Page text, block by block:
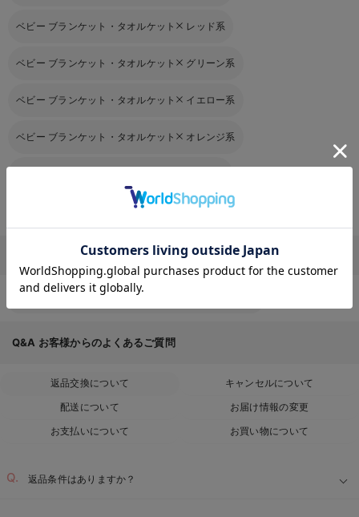
ベビー ブランケット・タオルケット レッド系
ベビー ブランケット・タオルケット グリーン系
ベビー ブランケット・タオルケット イエロー系
ベビー ブランケット・タオルケット オレンジ系
ベビー ブランケット・タオルケット その他
Q&A お客様からのよくあるご質問
返品交換について
キャンセルについて
配送について
お届け情報の変更
お支払いについて
お買い物について
返品条件はありますか？
お気に入り商品を確認する